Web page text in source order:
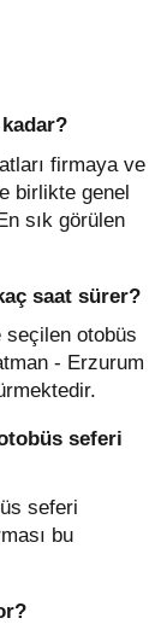
firmaya ve
birlikte genel
sık görülen
saat sürer?
otobüs
- Erzurum
seferi
seferi
bu